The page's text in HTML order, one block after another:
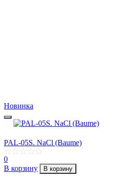
Новинка
PAL-05S. NaCl (Baume)
0
В корзину
В корзину